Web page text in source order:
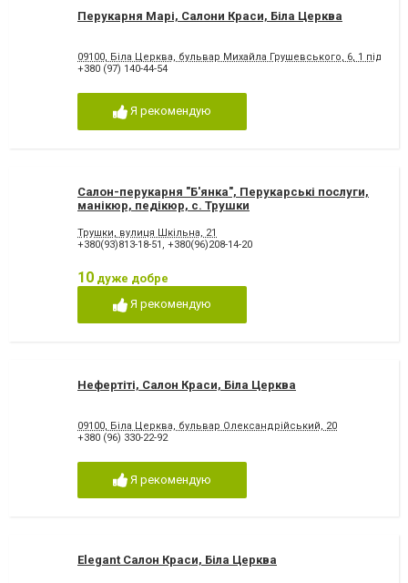
Перукарня Марі, Салони Краси, Біла Церква
09100, Біла Церква, бульвар Михайла Грушевського, 6, 1 під
+380 (97) 140-44-54
Я рекомендую
Салон-перукарня "Б'янка", Перукарські послуги,
манікюр, педікюр, с. Трушки
Трушки, вулиця Шкільна, 21
+380(93)813-18-51 , +380(96)208-14-20
10 дуже добре
Я рекомендую
Нефертіті, Салон Краси, Біла Церква
09100, Біла Церква, бульвар Олександрійський, 20
+380 (96) 330-22-92
Я рекомендую
Elegant Салон Краси, Біла Церква